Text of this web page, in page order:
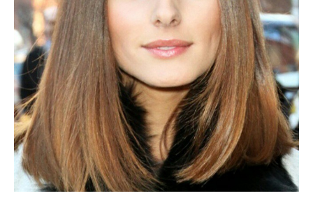
トップから下に向かって綺麗なグラデーションカラーにして
います。
洗練されたおしゃれ上級者の風格が感じられます。